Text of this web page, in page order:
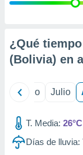
e
mediante
publicidad
de
¿Qué
(Bolivia) en
Junio Julio
T. Media: 26°C
Días de lluvia: